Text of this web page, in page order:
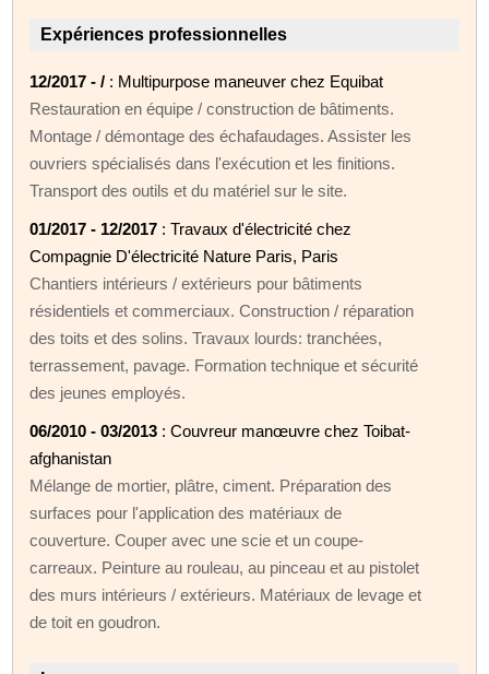
Expériences professionnelles
12/2017 - / : Multipurpose maneuver chez Equibat
Restauration en équipe / construction de bâtiments.
Montage / démontage des échafaudages. Assister les
ouvriers spécialisés dans l'exécution et les finitions.
Transport des outils et du matériel sur le site.
01/2017 - 12/2017 : Travaux d'électricité chez
Compagnie D'électricité Nature Paris, Paris
Chantiers intérieurs / extérieurs pour bâtiments
résidentiels et commerciaux. Construction / réparation
des toits et des solins. Travaux lourds: tranchées,
terrassement, pavage. Formation technique et sécurité
des jeunes employés.
06/2010 - 03/2013 : Couvreur manœuvre chez Toibat-
afghanistan
Mélange de mortier, plâtre, ciment. Préparation des
surfaces pour l'application des matériaux de
couverture. Couper avec une scie et un coupe-
carreaux. Peinture au rouleau, au pinceau et au pistolet
des murs intérieurs / extérieurs. Matériaux de levage et
de toit en goudron.